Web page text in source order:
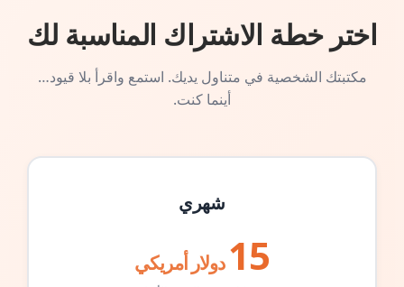
اختر خطة الاشتراك المناسبة لك
مكتبتك الشخصية في متناول يديك. استمع واقرأ بلا قيود…
أينما كنت.
شهري
15 دولار أمريكي